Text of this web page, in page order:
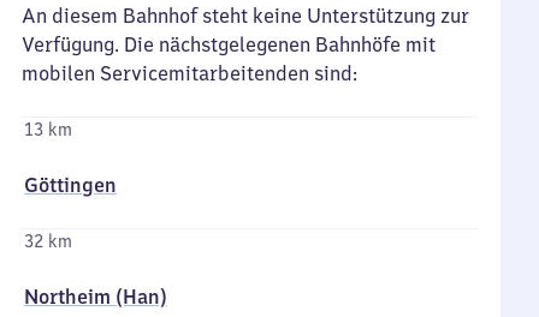
An diesem Bahnhof steht keine Unterstützung zur
Verfügung. Die nächstgelegenen Bahnhöfe mit
mobilen Servicemitarbeitenden sind:
13 km
Göttingen
32 km
Northeim (Han)